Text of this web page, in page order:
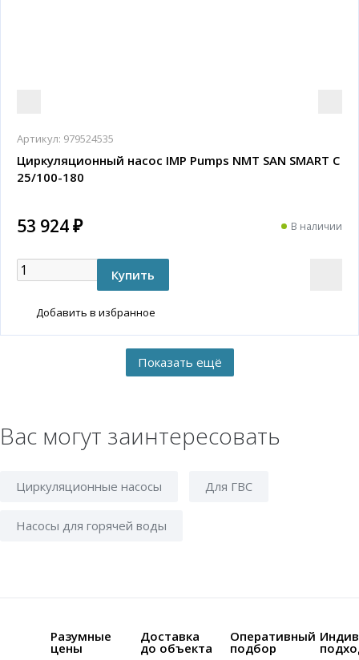
Артикул: 979524535
Циркуляционный насос IMP Pumps NMT SAN SMART C
25/100-180
53 924 ₽ В наличии
Добавить в избранное
Вас могут заинтересовать
Циркуляционные насосы Для ГВС
Насосы для горячей воды
Разумные
цены
Доставка
до объекта
Оперативный
подбор